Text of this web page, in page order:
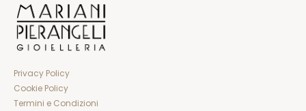
Privacy Policy
Cookie Policy
Termini e Condizioni